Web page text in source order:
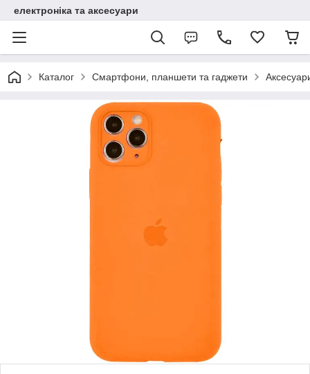
електроніка та аксесуари
Каталог Смартфони, планшети та гаджети